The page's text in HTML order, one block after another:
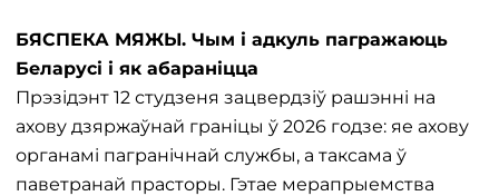
БЯСПЕКА МЯЖЫ. Чым і адкуль пагражаюць
Беларусі і як абараніцца
Прэзідэнт 12 студзеня зацвердзіў рашэнні на
ахову дзяржаўнай граніцы ў 2026 годзе: яе ахову
органамі пагранічнай службы, а таксама ў
паветранай прасторы. Гэтае мерапрыемства